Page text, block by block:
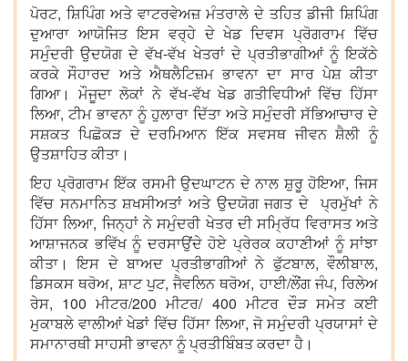
ਪੋਰਟ, ਸ਼ਿਪਿੰਗ ਅਤੇ ਵਾਟਰਵੇਅਜ਼ ਮੰਤਰਾਲੇ ਦੇ ਤਹਿਤ ਡੀਜੀ ਸ਼ਿਪਿੰਗ
ਦੁਆਰਾ ਆਯੋਜਿਤ ਇਸ ਵਰ੍ਹੇ ਦੇ ਖੇਡ ਦਿਵਸ ਪ੍ਰੋਗਰਾਮ ਵਿੱਚ
ਸਮੁੰਦਰੀ ਉਦਯੋਗ ਦੇ ਵੱਖ-ਵੱਖ ਖੇਤਰਾਂ ਦੇ ਪ੍ਰਤੀਭਾਗੀਆਂ ਨੂੰ ਇਕੱਠੇ
ਕਰਕੇ ਸੌਹਾਰਦ ਅਤੇ ਐਥਲੈਟਿਜ਼ਮ ਭਾਵਨਾ ਦਾ ਸਾਰ ਪੇਸ਼ ਕੀਤਾ
ਗਿਆ। ਮੌਜੂਦਾ ਲੋਕਾਂ ਨੇ ਵੱਖ-ਵੱਖ ਖੇਡ ਗਤੀਵਿਧੀਆਂ ਵਿੱਚ ਹਿੱਸਾ
ਲਿਆ, ਟੀਮ ਭਾਵਨਾ ਨੂੰ ਹੁਲਾਰਾ ਦਿੱਤਾ ਅਤੇ ਸਮੁੰਦਰੀ ਸੱਭਿਆਚਾਰ ਦੇ
ਸਸ਼ਕਤ ਪਿਛੋਕੜ ਦੇ ਦਰਮਿਆਨ ਇੱਕ ਸਵਸਥ ਜੀਵਨ ਸ਼ੈਲੀ ਨੂੰ
ਉਤਸ਼ਾਹਿਤ ਕੀਤਾ।
ਇਹ ਪ੍ਰੋਗਰਾਮ ਇੱਕ ਰਸਮੀ ਉਦਘਾਟਨ ਦੇ ਨਾਲ ਸ਼ੁਰੂ ਹੋਇਆ, ਜਿਸ
ਵਿੱਚ ਸਨਮਾਨਿਤ ਸ਼ਖਸੀਅਤਾਂ ਅਤੇ ਉਦਯੋਗ ਜਗਤ ਦੇ ਪ੍ਰਮੁੱਖਾਂ ਨੇ
ਹਿੱਸਾ ਲਿਆ, ਜਿਨ੍ਹਾਂ ਨੇ ਸਮੁੰਦਰੀ ਖੇਤਰ ਦੀ ਸਮ੍ਰਿੱਧ ਵਿਰਾਸਤ ਅਤੇ
ਆਸ਼ਾਜਨਕ ਭਵਿੱਖ ਨੂੰ ਦਰਸਾਉਂਦੇ ਹੋਏ ਪ੍ਰੇਰਕ ਕਹਾਣੀਆਂ ਨੂੰ ਸਾਂਝਾ
ਕੀਤਾ। ਇਸ ਦੇ ਬਾਅਦ ਪ੍ਰਤੀਭਾਗੀਆਂ ਨੇ ਫੁੱਟਬਾਲ, ਵੌਲੀਬਾਲ,
ਡਿਸਕਸ ਥਰੋਅ, ਸ਼ਾਟ ਪੁਟ, ਜੈਵਲਿਨ ਥਰੋਅ, ਹਾਈ/ਲੌਂਗ ਜੰਪ, ਰਿਲੇਅ
ਰੇਸ, 100 ਮੀਟਰ/200 ਮੀਟਰ/ 400 ਮੀਟਰ ਦੌੜ ਸਮੇਤ ਕਈ
ਮੁਕਾਬਲੇ ਵਾਲੀਆਂ ਖੇਡਾਂ ਵਿੱਚ ਹਿੱਸਾ ਲਿਆ, ਜੋ ਸਮੁੰਦਰੀ ਪ੍ਰਯਾਸਾਂ ਦੇ
ਸਮਾਨਾਰਥੀ ਸਾਹਸੀ ਭਾਵਨਾ ਨੂੰ ਪ੍ਰਤੀਬਿੰਬਤ ਕਰਦਾ ਹੈ।